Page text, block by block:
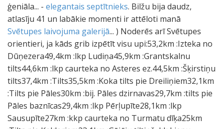
ģeniāla... - elegantais septītnieks. Bilžu bija daudz,
atlasīju 41 un labākie momenti ir attēloti manā
Svētupes laivojuma galerijā... ) Noderēs arī Svētupes
orientieri, ja kāds grib izpētīt visu upi:53,2km :Izteka no
Dūņezera49,4km :lkp Ludiņa45,9km :Grantskalnu
tilts44,6km :lkp caurteka no Asteres ez.44,5km :Šķirstiņu
tilts37,4km :Tilts35,5km :Koka tilts pie Dreiliņiem32,1km
:Tilts pie Pāles30km :bij. Pāles dzirnavas29,7km :tilts pie
Pāles baznīcas29,4km :lkp Pērļupīte28,1km :lkp
Sausupīte27km :kkp caurteka no Turmatu dīķa25km